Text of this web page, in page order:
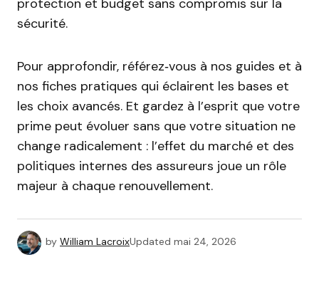
protection et budget sans compromis sur la
sécurité.
Pour approfondir, référez‑vous à nos guides et à
nos fiches pratiques qui éclairent les bases et
les choix avancés. Et gardez à l’esprit que votre
prime peut évoluer sans que votre situation ne
change radicalement : l’effet du marché et des
politiques internes des assureurs joue un rôle
majeur à chaque renouvellement.
by William LacroixUpdated mai 24, 2026